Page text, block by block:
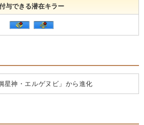
与できる潜在キラー
星神・エルゲヌビ」から進化